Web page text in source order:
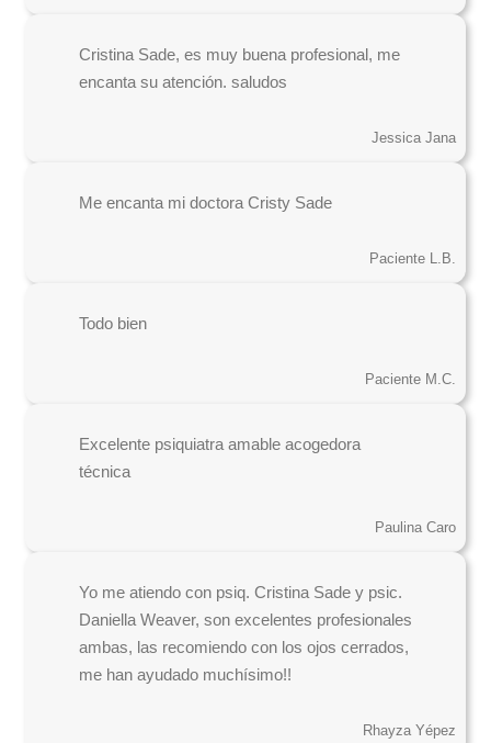
Cristina Sade, es muy buena profesional, me
encanta su atención. saludos
Jessica Jana
Me encanta mi doctora Cristy Sade
Paciente L.B.
Todo bien
Paciente M.C.
Excelente psiquiatra amable acogedora
técnica
Paulina Caro
Yo me atiendo con psiq. Cristina Sade y psic.
Daniella Weaver, son excelentes profesionales
ambas, las recomiendo con los ojos cerrados,
me han ayudado muchísimo!!
Rhayza Yépez